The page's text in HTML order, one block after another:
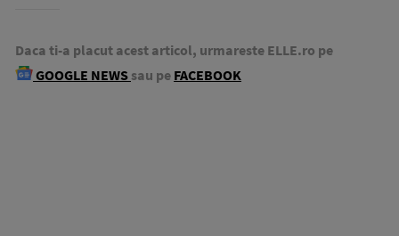
Daca ti-a placut acest articol, urmareste ELLE.ro pe
GOOGLE NEWS sau pe FACEBOOK